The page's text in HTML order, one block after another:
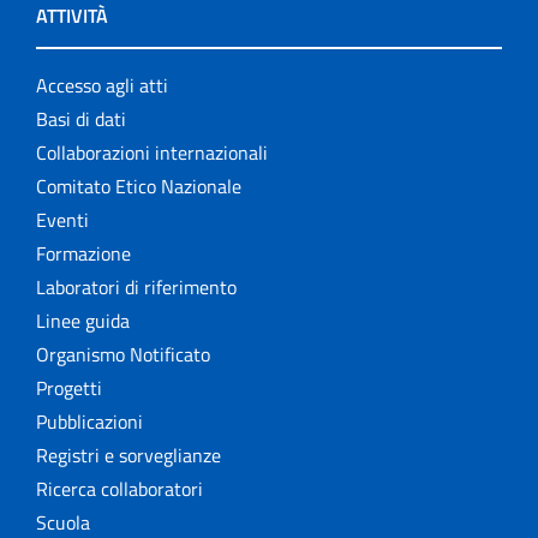
ATTIVITÀ
Accesso agli atti
Basi di dati
Collaborazioni internazionali
Comitato Etico Nazionale
Eventi
Formazione
Laboratori di riferimento
Linee guida
Organismo Notificato
Progetti
Pubblicazioni
Registri e sorveglianze
Ricerca collaboratori
Scuola